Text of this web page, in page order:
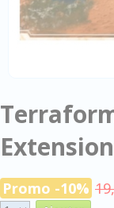
Promo -10%